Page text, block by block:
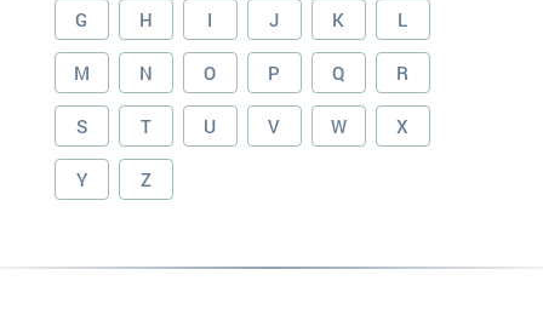
G H I J K L
M N O P Q R
S T U V W X
Y Z